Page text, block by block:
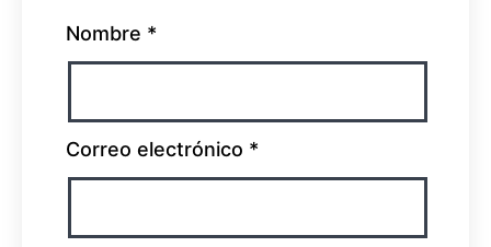
Nombre *
Correo electrónico *